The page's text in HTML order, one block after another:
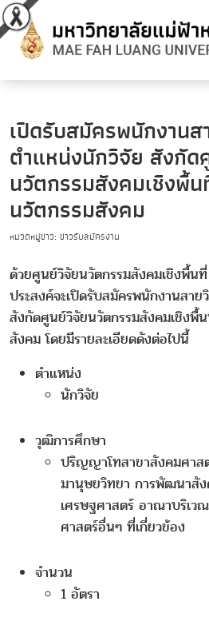
เปิดรับสมัครพนักงานส
ตำแหน่งนักวิจัย สังกัด
นวัตกรรมสังคมเชิงพื้น
นวัตกรรมสังคม
หมวดหมู่ข่าว: ข่าวรับสมัครงาน
ด้วยศูนย์วิจัยนวัตกรรมสังคมเชิงพื้น
ประสงค์จะเปิดรับสมัครพนักงานสา
สังกัดศูนย์วิจัยนวัตกรรมสังคมเชิงพื้
สังคม โดยมีรายละเอียดดังต่อไปนี้
ตำแหน่ง
นักวิจัย
วุฒิการศึกษา
ปริญญาโทสาขาสังคมศาส
มานุษยวิทยา การพัฒนาสั
เศรษฐศาสตร์ อาณาบริเว
ศาสตร์อื่นๆ ที่เกี่ยวข้อง
จำนวน
1 อัตรา